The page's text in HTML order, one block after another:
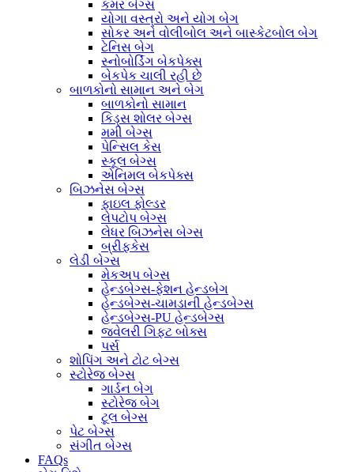
કમર બેગ્સ
યોગા વસ્ત્રો અને યોગ બેગ
સોકર અને વોલીબોલ અને બાસ્કેટબોલ બેગ
ટેનિસ બેગ
સ્નોબોર્ડિંગ બેકપેક્સ
બેકપેક ચાલી રહી છે
બાળકોનો સામાન અને બેગ
બાળકોનો સામાન
કિડ્સ શોલર બેગ્સ
મમી બેગ્સ
પેન્સિલ કેસ
સ્કૂલ બેગ્સ
એનિમલ બેકપેક્સ
બિઝનેસ બેગ્સ
ફાઇલ ફોલ્ડર
લેપટોપ બેગ્સ
લેધર બિઝનેસ બેગ્સ
બ્રીફકેસ
લેડી બેગ્સ
મેકઅપ બેગ્સ
હેન્ડબેગ્સ-ફેશન હેન્ડબેગ
હેન્ડબેગ્સ-ચામડાની હેન્ડબેગ્સ
હેન્ડબેગ્સ-PU હેન્ડબેગ્સ
જ્વેલરી ગિફ્ટ બોક્સ
પર્સ
શોપિંગ અને ટોટ બેગ્સ
સ્ટોરેજ બેગ્સ
ગાર્ડન બેગ
સ્ટોરેજ બેગ
ટૂલ બેગ્સ
પેટ બેગ્સ
સંગીત બેગ્સ
FAQs